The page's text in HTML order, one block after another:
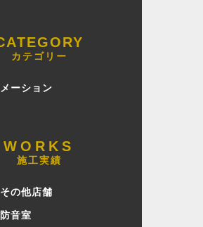
カテゴリー
ーション
施工実績
の他店舗
音室